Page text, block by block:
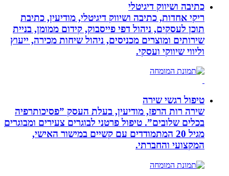
כתיבה ושיווק דיגיטלי
ריקי אחדות, כתיבה ושיווק דיגיטלי, מודיעין, כתיבת
תוכן לעסקים, ניהול דפי פייסבוק, קידום ממומן, בניית
שירותים ומוצרים מכניסים, ניהול שיחות מכירה, ייעוץ
וליווי שיווקי ועסקי.
טיפול רגשי שירה
שירה רות הרפז, מודיעין, בעלת העסק ”פסיכותרפיה
בכלים שלובים”. טיפול פרטני לבוגרים צעירים ומבוגרים
מגיל 20 המתמודדים עם קשיים במישור האישי,
המקצועי והחברתי.